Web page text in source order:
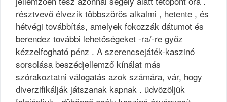
résztvevő élvezik többszörös alkalmi , hetente , és
hétvégi továbbítás, amelyek fokozzák dátumot és
berendez további lehetőségeket -ra/-re győz
kézzelfogható pénz . A szerencsejáték-kaszinó
sorsolása beszédjellemző kínálat más
szórakoztatni válogatás azok számára, vár, hogy
diverzifikálják játszanak kapnak . üdvözöljük